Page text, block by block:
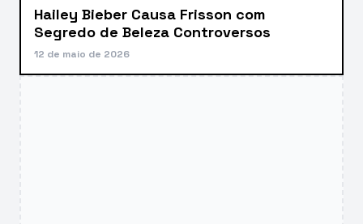
Hailey Bieber Causa Frisson com
Segredo de Beleza Controversos
12 de maio de 2026